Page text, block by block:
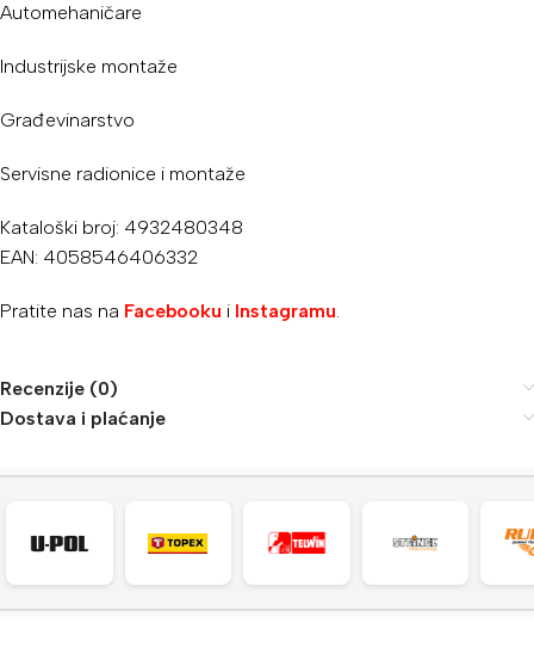
Automehaničare
Industrijske montaže
Građevinarstvo
Servisne radionice i montaže
Kataloški broj: 4932480348
EAN: 4058546406332
Pratite nas na Facebooku i Instagramu
Recenzije (0)
Dostava i plaćanje